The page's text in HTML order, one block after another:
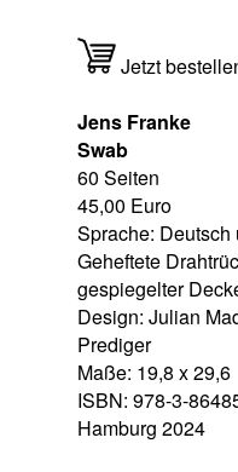
Jetzt
Jens Franke
Swab
60 Seiten
45,00 Euro
Sprache:
Geheftete
gespiegelter
Design: Julian
Prediger
Maße: 19,8 x 29,6
ISBN: 978-3-
Hamburg 2024